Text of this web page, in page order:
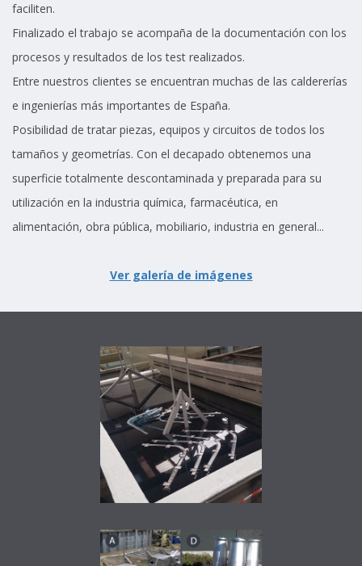
faciliten.
Finalizado el trabajo se acompaña de la documentación con los
procesos y resultados de los test realizados.
Entre nuestros clientes se encuentran muchas de las caldererías
e ingenierías más importantes de España.
Posibilidad de tratar piezas, equipos y circuitos de todos los
tamaños y geometrías. Con el decapado obtenemos una
superficie totalmente descontaminada y preparada para su
utilización en la industria química, farmacéutica, en
alimentación, obra pública, mobiliario, industria en general...
Ver galería de imágenes